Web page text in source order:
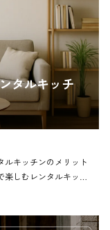
タルキッチ
ルキッチンのメリット
しむレンタルキッチ
タジオをレンタル